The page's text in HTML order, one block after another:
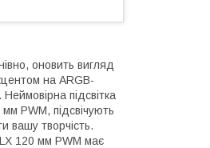
оновить вигляд
на ARGB-
підсвітка
PWM, підсвічують
вашу творчість.
120 мм PWM має